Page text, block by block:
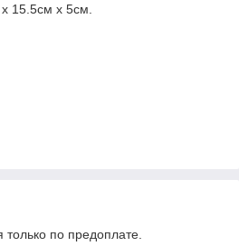
15.5см х 5см.
только по предоплате.